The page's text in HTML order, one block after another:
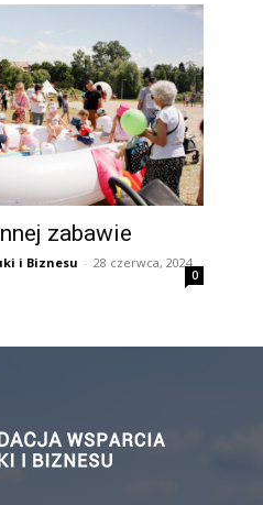
zabawie
i Biznesu - 28 czerwca, 2024
0